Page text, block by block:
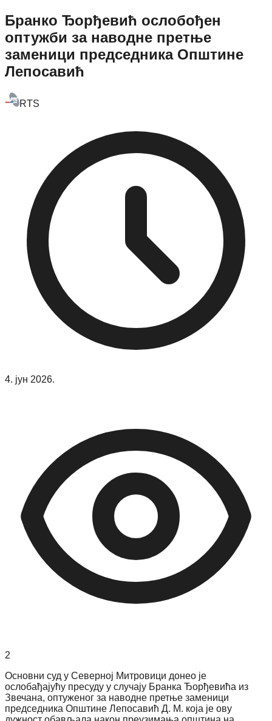
Бранко Ђорђевић ослобођен
оптужби за наводне претње
заменици председника Општине
Лепосавић
RTS
4. јун 2026.
2
Основни суд у Северној Митровици донео је
ослобађајућу пресуду у случају Бранка Ђорђевића из
Звечана, оптуженог за наводне претње заменици
председника Општине Лепосавић Д. М. која је ову